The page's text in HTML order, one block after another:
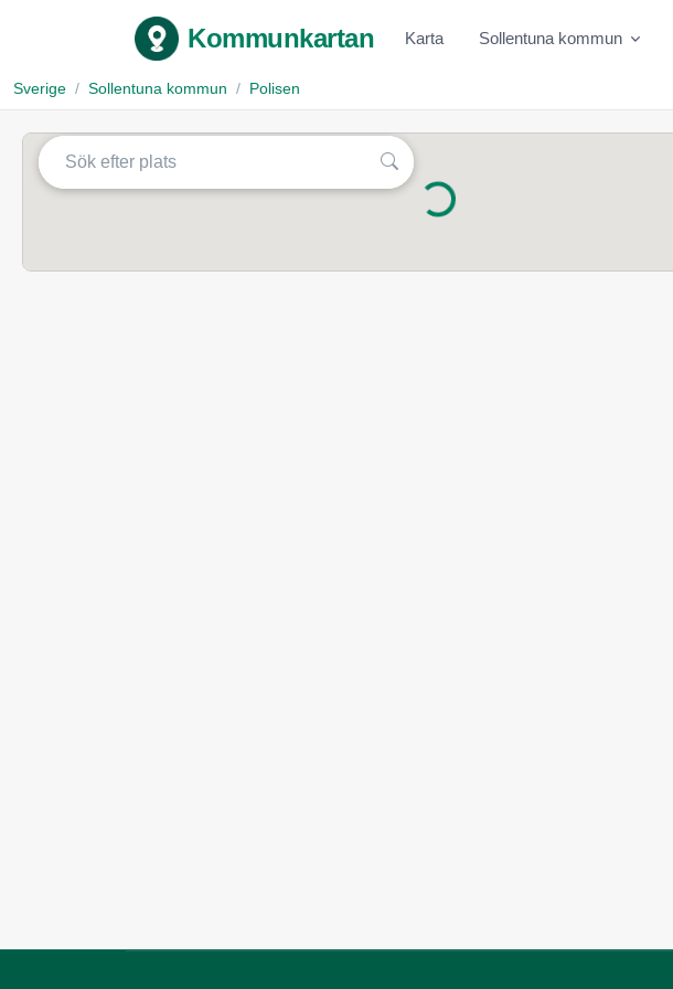
Kommunkartan Karta Sollentuna kommun
Sverige Sollentuna kommun Polisen
Laddar...